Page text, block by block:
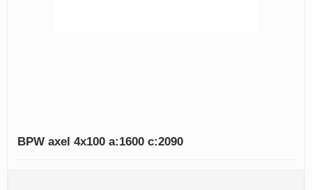
BPW axel 4x100 a:1600 c:2090